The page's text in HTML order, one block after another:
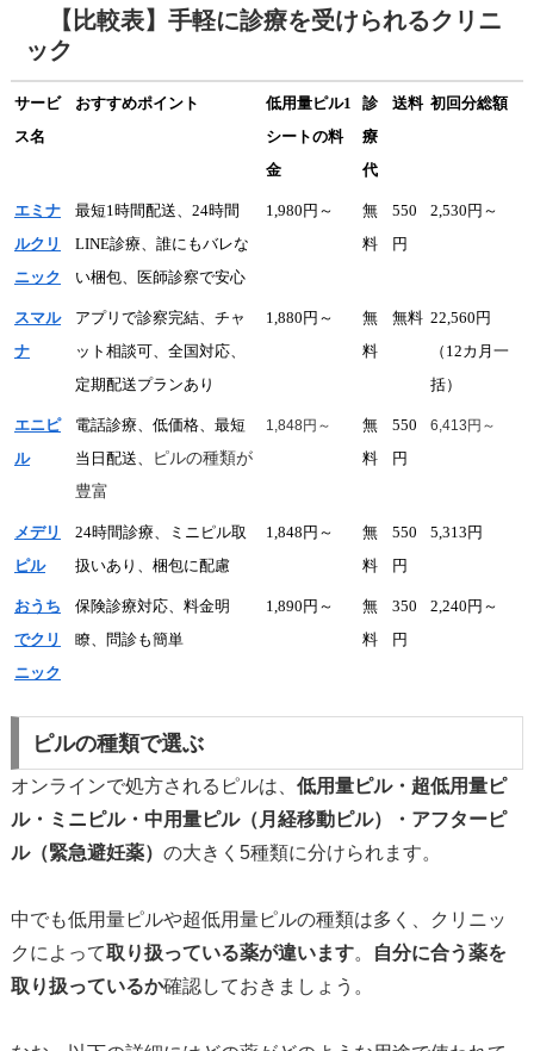
【比較表】 手軽に診療を受けられるクリニ
ック
サービ
ス名
おすすめポイント
低用量ピル1
シートの料
金
診
療
代
送料 初回分総額
エミナ
ルクリ
ニック
最短1時間配送、24時間
LINE診療、誰にもバレな
い梱包、医師診察で安心
1,980円～
無
料
550
円
2,530円～
スマル
ナ
アプリで診察完結、チャ
ット相談可、全国対応、
定期配送プランあり
1,880円～
無
料
無料 22,560円
（12カ月一
括）
エニピ
ル
電話診療、低価格、最短
当日配送、
ピルの種類が
豊富
1,848円～
無
料
550
円
6,413円～
メデリ
ピル
24時間診療、ミニピル取
扱いあり、梱包に配慮
1,848円～
無
料
550
円
5,313円
おうち
でクリ
ニック
保険診療対応、料金明
瞭、問診も簡単
1,890円～
無
料
350
円
2,240円～
ピルの種類で選ぶ
オンラインで処方されるピルは、 低用量ピル・超低用量ピ
ル・ミニピル・中用量ピル（月経移動ピル）・アフターピ
ル（緊急避妊薬） の大きく5種類に分けられます。
中でも低用量ピルや超低用量ピルの種類は多く、クリニッ
クによって取り扱っている薬が違います。
自分に合う薬を
取り扱っているか確認しておきましょう。